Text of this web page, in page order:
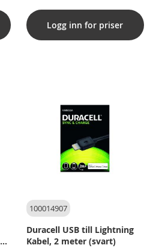
Logg inn for priser
100014907
Duracell USB till Lightning
Kabel, 2 meter (svart)